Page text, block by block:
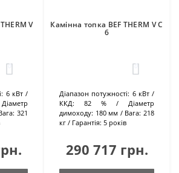
V
0
6 кВт
Діаметр
321
Камінна топка BEF THERM V C
6
0
Діапазон потужності: 6 кВт
ККД:
82 %
Діаметр
димоходу: 180 мм Вага: 218
кг
Гарантія: 5 років
290 717 грн.